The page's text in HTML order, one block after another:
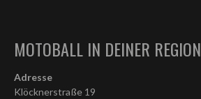
MOTOBALL IN DEINER REGION
Adresse
Klöcknerstraße 19